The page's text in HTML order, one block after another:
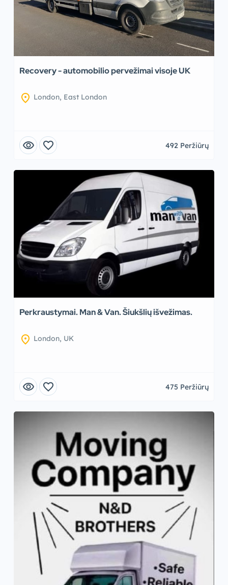
Recovery - automobilio pervežimai visoje UK
location_on London, East London
visibility favorite 492 Peržiūrų
Perkraustymai. Man & Van. Šiukšlių išvežimas.
location_on London, UK
visibility favorite 475 Peržiūrų